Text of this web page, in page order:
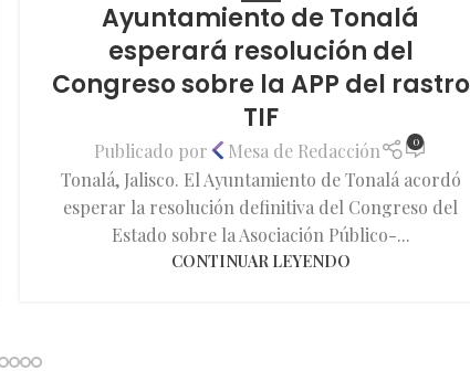
Ayuntamiento de Tonalá
esperará resolución del
Congreso sobre la APP del rastro
TIF
Publicado por Mesa de Redacción 0
Tonalá, Jalisco. El Ayuntamiento de Tonalá acordó
esperar la resolución definitiva del Congreso del
Estado sobre la Asociación Público-...
CONTINUAR LEYENDO